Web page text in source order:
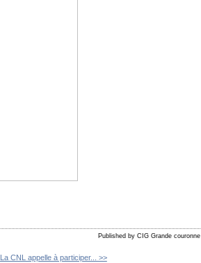
Published by CIG Grande couronne
La CNL appelle à participer... >>